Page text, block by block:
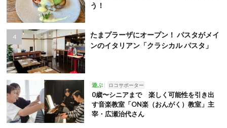
う！
たまプラーザにオープン！ パスタがメイ
ンのイタリアン「クラシカル パスタ」
遊ぶ ロコサポーター
0歳〜シニアまで 楽しく可能性を引き出
す音楽教室「ON楽（おんがく）教室」主
宰・広瀬治代さん